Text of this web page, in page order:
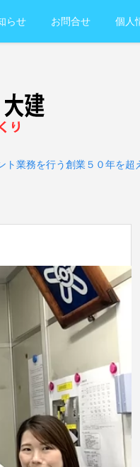
らせ お問合せ 個人
業務を行う創業５０年を超